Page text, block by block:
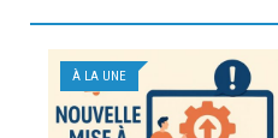
À LA UNE